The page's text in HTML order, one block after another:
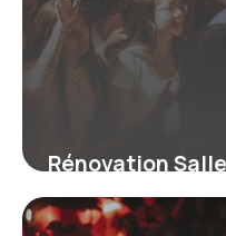
Rénovation
2026